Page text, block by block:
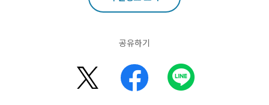
공유하기